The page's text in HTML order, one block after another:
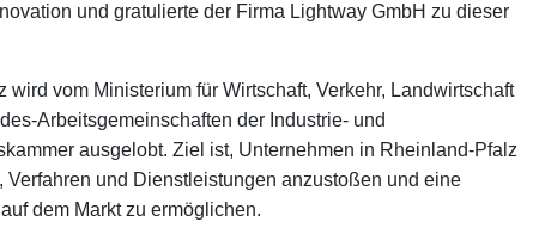
und gratulierte der Firma Lightway GmbH zu dieser
vom Ministerium für Wirtschaft, Verkehr, Landwirtschaft
Arbeitsgemeinschaften der Industrie- und
ausgelobt. Ziel ist, Unternehmen in Rheinland-Pfalz
und Dienstleistungen anzustoßen und eine
dem Markt zu ermöglichen.